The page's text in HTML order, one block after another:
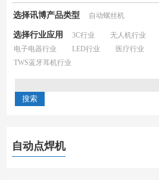
选择讯博产品类型 自动螺丝机
选择行业应用 3C行业 无人机行业
电子电器行业
LED行业 医疗行业
TWS蓝牙耳机行业
自动点焊机